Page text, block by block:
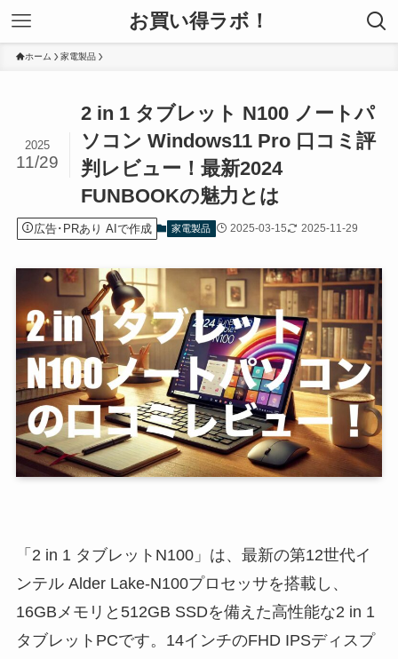
お買い得ラボ！
ホーム 家電製品
2 in 1 タブレット N100 ノートパ
ソコン Windows11 Pro 口コミ評
判レビュー！最新2024
FUNBOOKの魅力とは
2025
11/29
広告･PRあり AIで作成 家電製品 2025-03-15 2025-11-29
「2 in 1 タブレットN100」は、最新の第12世代イ
ンテル Alder Lake-N100プロセッサを搭載し、
16GBメモリと512GB SSDを備えた高性能な2 in 1
タブレットPCです。14インチのFHD IPSディスプ